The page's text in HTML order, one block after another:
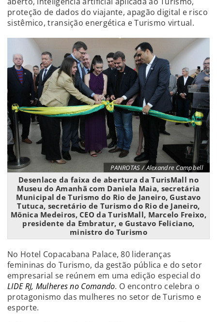
proteção de dados do viajante, apagão digital e risco
sistêmico, transição energética e Turismo virtual.
PANROTAS / Alexandre Campbell
Desenlace da faixa de abertura da TurisMall no
Museu do Amanhã com Daniela Maia, secretária
Municipal de Turismo do Rio de Janeiro, Gustavo
Tutuca, secretário de Turismo do Rio de Janeiro,
Mônica Medeiros, CEO da TurisMall, Marcelo Freixo,
presidente da Embratur, e Gustavo Feliciano,
ministro do Turismo
No Hotel Copacabana Palace, 80 lideranças
femininas do Turismo, da gestão pública e do setor
empresarial se reúnem em uma edição especial do
LIDE RJ, Mulheres no Comando. O encontro celebra o
protagonismo das mulheres no setor de Turismo e
esporte.